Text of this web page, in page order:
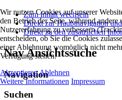
Zum Inhalt wechseln
Direkt zur Hauptnavigation
Direkt zu den zusätzlichen
Nav Ansichtssuche
Navigation
Suchen
Wir nutzen Cookies auf unserer
den Betrieb der Seite, während andere
Nutzererfahrung zu verbessern
entscheiden, ob Sie die Cookies
einer Ablehnung womöglich nicht
Verfügung stehen.
AkzeptierenAblehnen
Weitere Informationen Impressum